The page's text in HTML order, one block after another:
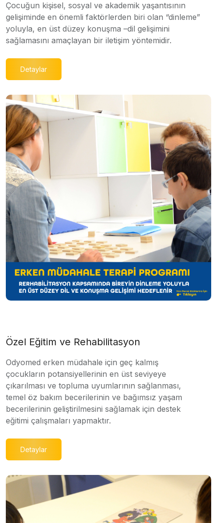
Çocuğun kişisel, sosyal ve akademik yaşantısının
gelişiminde en önemli faktörlerden biri olan “dinleme”
yoluyla, en üst düzey konuşma –dil gelişimini
sağlamasını amaçlayan bir iletişim yöntemidir.
Detaylar
Özel Eğitim ve Rehabilitasyon
Odyomed erken müdahale için geç kalmış
çocukların potansiyellerinin en üst seviyeye
çıkarılması ve topluma uyumlarının sağlanması,
temel öz bakım becerilerinin ve bağımsız yaşam
becerilerinin geliştirilmesini sağlamak için destek
eğitimi çalışmaları yapmaktır.
Detaylar